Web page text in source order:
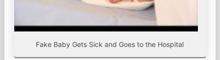
Fake Baby Gets Sick and Goes to the Hospital